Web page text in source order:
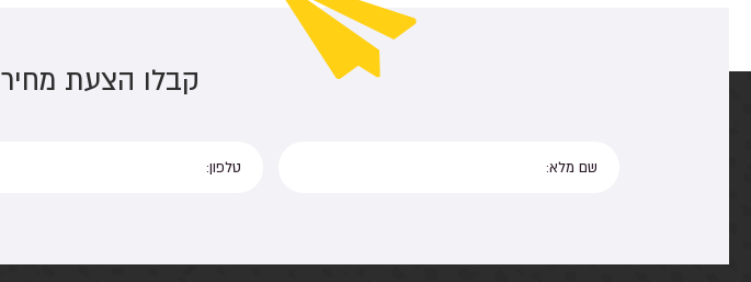
קבלו הצעת מחיר